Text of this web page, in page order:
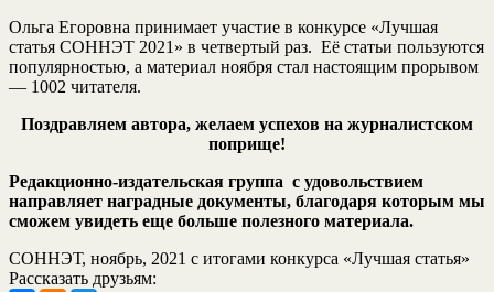
Ольга Егоровна принимает участие в конкурсе «Лучшая
статья СОННЭТ 2021» в четвертый раз. Её статьи пользуются
популярностью, а материал ноября стал настоящим прорывом
— 1002 читателя.
Поздравляем автора, желаем успехов на журналистском
поприще!
Редакционно-издательская группа с удовольствием
направляет наградные документы, благодаря которым мы
сможем увидеть еще больше полезного материала.
СОННЭТ, ноябрь, 2021 с итогами конкурса «Лучшая статья»
Рассказать друзьям: